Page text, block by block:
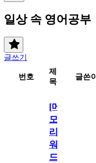
일상 속 영어공부
글쓰기
번호
제
목
글쓴이
[메
모
리
워
드